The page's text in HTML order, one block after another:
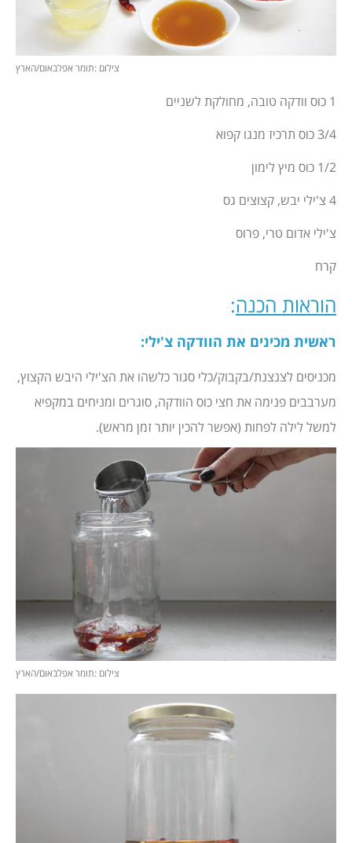
צילום :תומר אפלבאום/הארץ
1 כוס וודקה טובה, מחולקת לשניים
3/4 כוס תרכיז מנגו קפוא
1/2 כוס מיץ לימון
4 צ'ילי יבש, קצוצים גס
צ'ילי אדום טרי, פרוס
קרח
הוראות הכנה:
ראשית מכינים את הוודקה צ'ילי:
מכניסים לצנצנת/בקבוק/כלי סגור כלשהו את הצ'ילי היבש הקצוץ,
מערבבים פנימה את חצי כוס הוודקה, סוגרים ומניחים במקפיא
למשל לילה לפחות (אפשר להכין יותר זמן מראש).
צילום :תומר אפלבאום/הארץ